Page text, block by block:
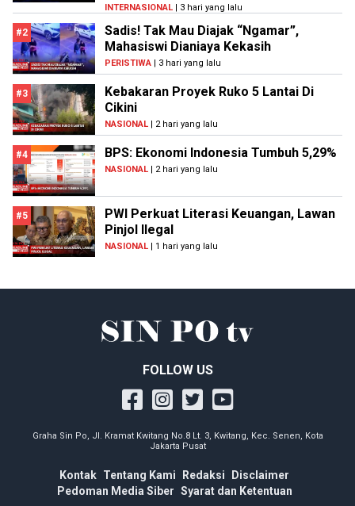
INTERNASIONAL | 3 hari yang lalu
#2
Sadis! Tak Mau Diajak “Ngamar”,
Mahasiswi Dianiaya Kekasih
PERISTIWA | 3 hari yang lalu
#3
Kebakaran Proyek Ruko 5 Lantai Di
Cikini
NASIONAL | 2 hari yang lalu
#4 BPS: Ekonomi Indonesia Tumbuh 5,29%
NASIONAL | 2 hari yang lalu
#5
PWI Perkuat Literasi Keuangan, Lawan
Pinjol Ilegal
NASIONAL | 1 hari yang lalu
FOLLOW US
Graha Sin Po, Jl. Kramat Kwitang No.8 Lt. 3, Kwitang, Kec. Senen, Kota
Jakarta Pusat
Kontak Tentang Kami Redaksi
Disclaimer
Pedoman Media Siber Syarat dan Ketentuan